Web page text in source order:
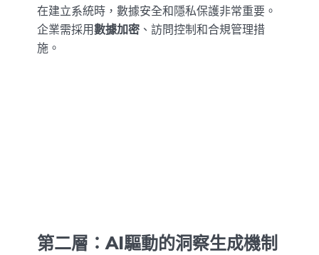
在建立系統時，數據安全和隱私保護非常重要。
企業需採用數據加密 、訪問控制和合規管理措
施。
第二層：AI驅動的洞察生成機制